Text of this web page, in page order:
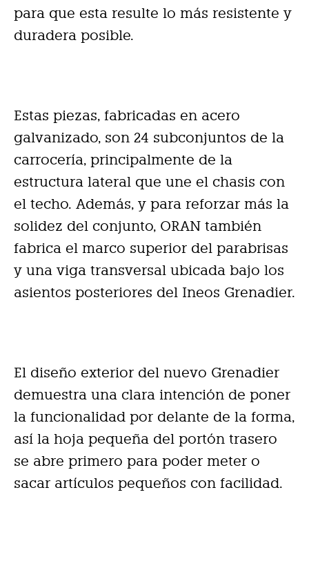
para que esta resulte lo más resistente y
duradera posible.
Estas piezas, fabricadas en acero
galvanizado, son 24 subconjuntos de la
carrocería, principalmente de la
estructura lateral que une el chasis con
el techo. Además, y para reforzar más la
solidez del conjunto, ORAN también
fabrica el marco superior del parabrisas
y una viga transversal ubicada bajo los
asientos posteriores del Ineos Grenadier.
El diseño exterior del nuevo Grenadier
demuestra una clara intención de poner
la funcionalidad por delante de la forma,
así la hoja pequeña del portón trasero
se abre primero para poder meter o
sacar artículos pequeños con facilidad.